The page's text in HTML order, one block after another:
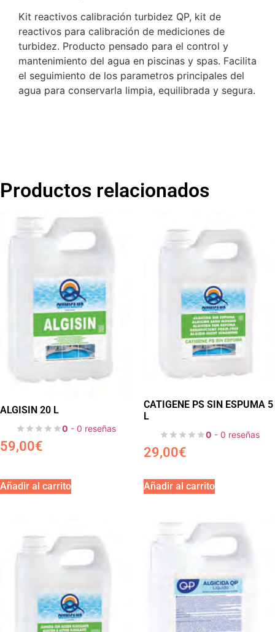
Kit reactivos calibración turbidez QP, kit de
reactivos para calibración de mediciones de
turbidez. Producto pensado para el control y
mantenimiento del agua en piscinas y spas. Facilita
el seguimiento de los parametros principales del
agua para conservarla limpia, equilibrada y segura.
Productos relacionados
ALGISIN 20 L
0 - 0 reseñas
59,00€
Añadir al carrito
CATIGENE PS SIN ESPUMA 5
L
0 - 0 reseñas
29,00€
Añadir al carrito